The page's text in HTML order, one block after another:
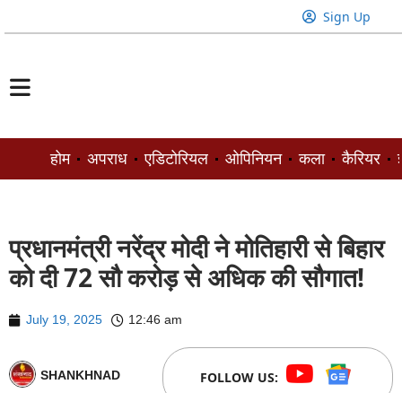
Sign Up
होम अपराध एडिटोरियल ओपिनियन कला कैरियर
प्रधानमंत्री नरेंद्र मोदी ने मोतिहारी से बिहार
को दी 72 सौ करोड़ से अधिक की सौगात!
July 19, 2025 12:46 am
SHANKHNAD FOLLOW US: